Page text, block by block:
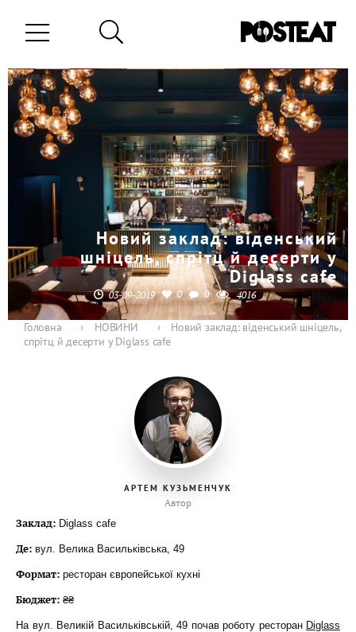
Новий заклад: віденський
шніцель, спрітц й десерти у
Diglass cafe
03-09-2019 0 0 4016
Головна › НОВИНИ ›
Новий заклад: віденський шніцель,
спрітц й десерти у Diglass cafe
АРТЕМ КУЗЬМЕНЧУК
Автор
Заклад: Diglass cafe
Де: вул. Велика Васильківська, 49
Формат: ресторан європейської кухні
Бюджет: ₴₴
На вул. Великій Васильківській, 49 почав роботу ресторан Diglass